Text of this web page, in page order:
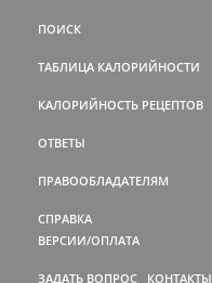
ПОИСК
ТАБЛИЦА КАЛОРИЙНОСТИ
КАЛОРИЙНОСТЬ РЕЦЕПТОВ
ОТВЕТЫ
ПРАВООБЛАДАТЕЛЯМ
СПРАВКА
ВЕРСИИ/ОПЛАТА
ЗАДАТЬ ВОПРОС КОНТАКТЫ